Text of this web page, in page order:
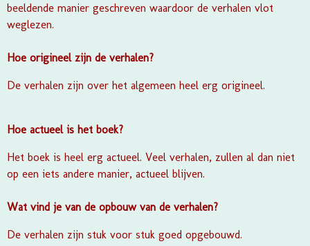
beeldende manier geschreven waardoor de verhalen vlot
weglezen.
Hoe origineel zijn de verhalen?
De verhalen zijn over het algemeen heel erg origineel.
Hoe actueel is het boek?
Het boek is heel erg actueel. Veel verhalen, zullen al dan niet
op een iets andere manier, actueel blijven.
Wat vind je van de opbouw van de verhalen?
De verhalen zijn stuk voor stuk goed opgebouwd.